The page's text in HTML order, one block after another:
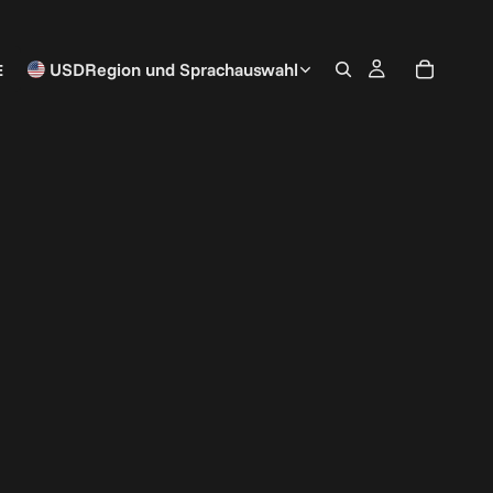
USDRegion und Sprachauswahl